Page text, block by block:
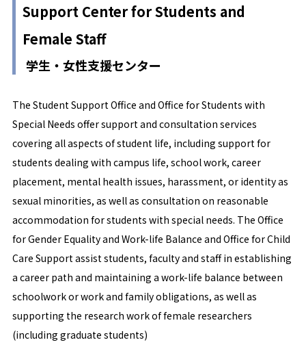
Support Center for Students and
Female Staff
学生・女性支援センター
The Student Support Office and Office for Students with
Special Needs offer support and consultation services
covering all aspects of student life, including support for
students dealing with campus life, school work, career
placement, mental health issues, harassment, or identity as
sexual minorities, as well as consultation on reasonable
accommodation for students with special needs. The Office
for Gender Equality and Work-life Balance and Office for Child
Care Support assist students, faculty and staff in establishing
a career path and maintaining a work-life balance between
schoolwork or work and family obligations, as well as
supporting the research work of female researchers
(including graduate students)